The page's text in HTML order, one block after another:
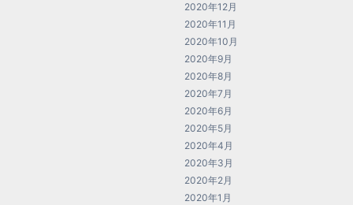
2020年12月
2020年11月
2020年10月
2020年9月
2020年8月
2020年7月
2020年6月
2020年5月
2020年4月
2020年3月
2020年2月
2020年1月